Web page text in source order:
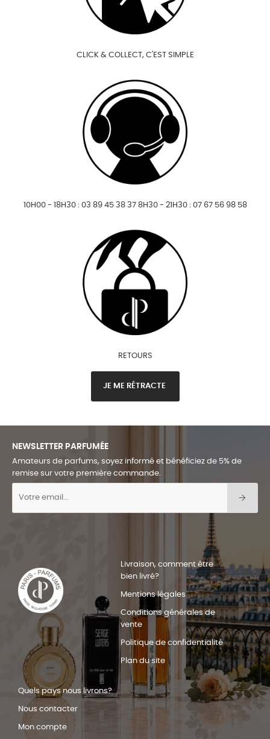
CLICK & COLLECT, C'EST SIMPLE
10H00 - 18H30 : 03 89 45 38 37 8H30 - 21H30 : 07 67 56 98 58
RETOURS
JE ME RÉTRACTE
NEWSLETTER PARFUMÉE
Amateurs de parfums, soyez informé et bénéficiez de 5% de
remise sur votre première commande.
Livraison, comment être
bien livré?
Mentions légales
Conditions générales de
vente
Politique de confidentialité
Plan du site
Quels pays nous livrons?
Nous contacter
Mon compte